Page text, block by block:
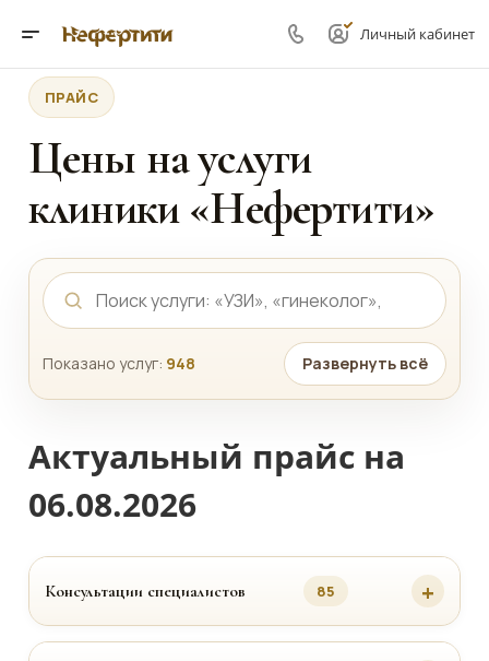
Личный кабинет
ПРАЙС
Цены на услуги
клиники «Нефертити»
Показано услуг: 948 Развернуть всё
Актуальный прайс на
06.08.2026
Консультации специалистов 85